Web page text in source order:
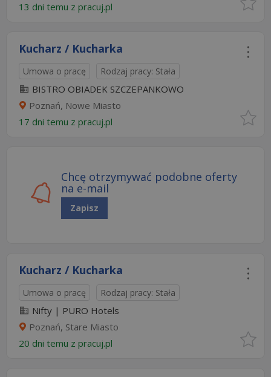
13 dni temu z pracuj.pl
Kucharz / Kucharka
Umowa o pracę Rodzaj pracy: Stała
BISTRO OBIADEK SZCZEPANKOWO
Poznań, Nowe Miasto
17 dni temu z pracuj.pl
Chcę otrzymywać podobne oferty
na e-mail
Zapisz
Kucharz / Kucharka
Umowa o pracę Rodzaj pracy: Stała
Nifty | PURO Hotels
Poznań, Stare Miasto
20 dni temu z pracuj.pl